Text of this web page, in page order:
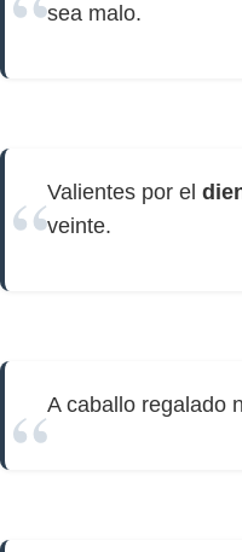
sea malo.
Valientes por el
veinte.
A caballo regalado